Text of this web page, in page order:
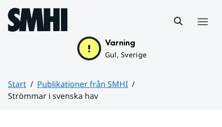
Hoppa till sidans innehåll
Varning
Gul, Sverige
Start
Publikationer från SMHI
Strömmar i svenska hav